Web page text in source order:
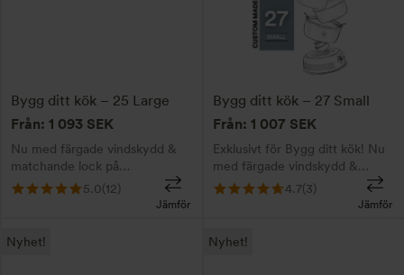
Bygg ditt kök – 25 Large
Från: 1 093 SEK
Nu med färgade vindskydd &
matchande lock på
kaffepannan. Exklusivt för Bygg
flik - du väljer - vi bygger!
Instruktioner i beskrivningen.
5.0(12)
Jämför
Bygg ditt kök – 27 Small
Från: 1 007 SEK
Exklusivt för Bygg ditt kök! Nu
med färgade vindskydd &
matchande kaffepanna till 27
Klicka på respektive flik för att
göra dina val. Instruktioner i
4.7(3)
Jämför
Nyhet!
här
Nyhet!
här